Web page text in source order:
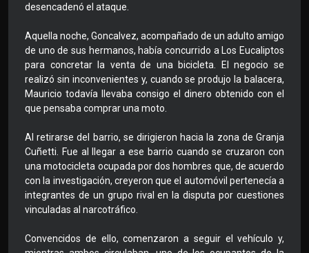
desencadenó el ataque.
Aquella noche, Goncalvez, acompañado de un adulto amigo
de uno de sus hermanos, había concurrido a Los Eucaliptos
para concretar la venta de una bicicleta. El negocio se
realizó sin inconvenientes y, cuando se produjo la balacera,
Mauricio todavía llevaba consigo el dinero obtenido con el
que pensaba comprar una moto.
Al retirarse del barrio, se dirigieron hacia la zona de Granja
Cuñetti. Fue al llegar a ese barrio cuando se cruzaron con
una motocicleta ocupada por dos hombres que, de acuerdo
con la investigación, creyeron que el automóvil pertenecía a
integrantes de un grupo rival en la disputa por cuestiones
vinculadas al narcotráfico.
Convencidos de ello, comenzaron a seguir el vehículo y,